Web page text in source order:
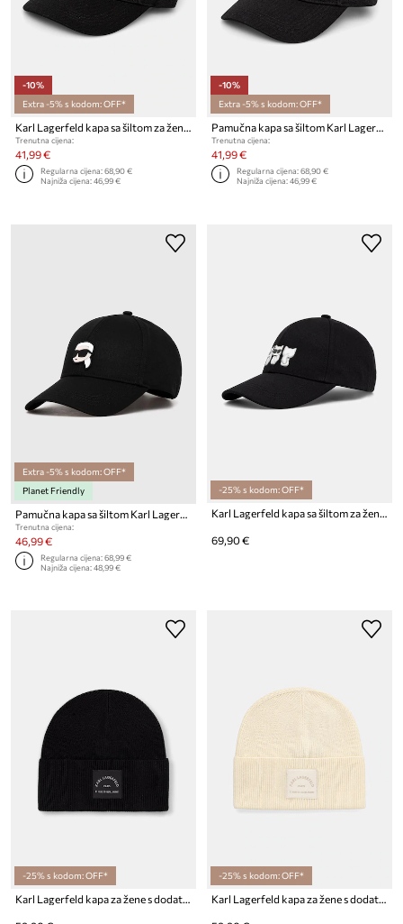
-10%
Extra -5% s kodom: OFF*
Karl Lagerfeld kapa sa šiltom za žene pamučna K/SIGNATURE
Trenutna cijena:
41,99 €
Regularna cijena:68,90 €
Najniža cijena:46,99 €
-10%
Extra -5% s kodom: OFF*
Pamučna kapa sa šiltom Karl Lagerfeld IKON
Trenutna cijena:
41,99 €
Regularna cijena:68,90 €
Najniža cijena:46,99 €
Extra -5% s kodom: OFF*
Planet Friendly
Pamučna kapa sa šiltom Karl Lagerfeld
Trenutna cijena:
46,99 €
Regularna cijena:68,99 €
Najniža cijena:48,99 €
-25% s kodom: OFF*
69,90 €
-25% s kodom: OFF*
Karl Lagerfeld kapa za žene s dodatkom vune K/RSG
-25% s kodom: OFF*
Karl Lagerfeld kapa za žene s dodatkom vune K/RSG